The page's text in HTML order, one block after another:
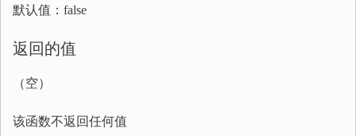
默认值：false
返回的值
（空）
该函数不返回任何值